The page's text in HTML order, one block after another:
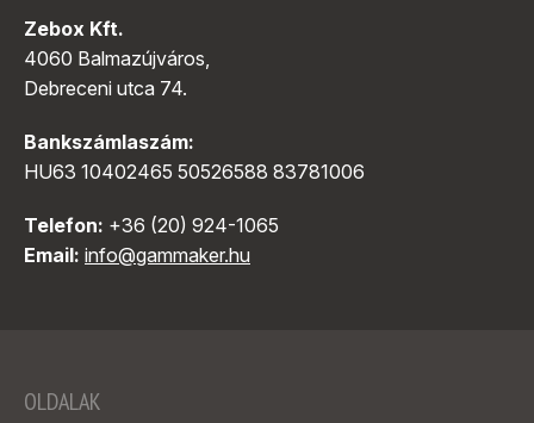
Zebox Kft.
4060 Balmazújváros,
Debreceni utca 74.
Bankszámlaszám:
HU63 10402465 50526588 83781006
Telefon: +36 (20) 924-1065
Email: info@gammaker.hu
OLDALAK